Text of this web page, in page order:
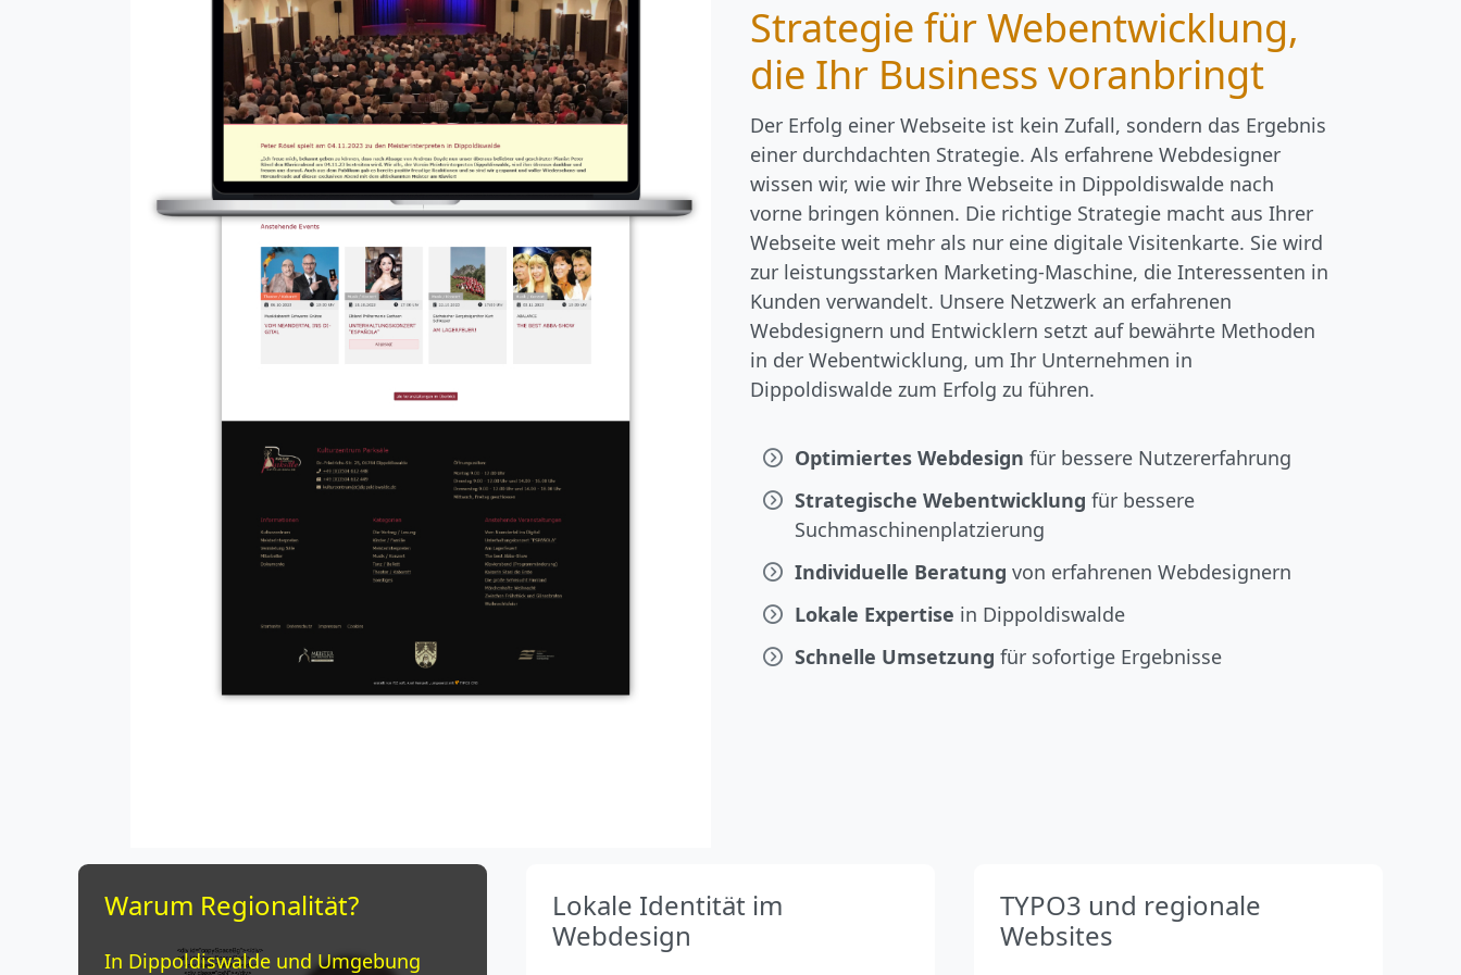
Strategie für Webentwicklung,
die Ihr Business voranbringt
Der Erfolg einer Webseite ist kein Zufall, sondern das Ergebnis
einer durchdachten Strategie. Als erfahrene Webdesigner
wissen wir, wie wir Ihre Webseite in Dippoldiswalde nach
vorne bringen können. Die richtige Strategie macht aus Ihrer
Webseite weit mehr als nur eine digitale Visitenkarte. Sie wird
zur leistungsstarken Marketing-Maschine, die Interessenten in
Kunden verwandelt. Unsere Netzwerk an erfahrenen
Webdesignern und Entwicklern setzt auf bewährte Methoden
in der Webentwicklung, um Ihr Unternehmen in
Dippoldiswalde zum Erfolg zu führen.
Optimiertes Webdesign für bessere Nutzererfahrung
Strategische Webentwicklung für bessere
Suchmaschinenplatzierung
Individuelle Beratung von erfahrenen Webdesignern
Lokale Expertise in Dippoldiswalde
Schnelle Umsetzung für sofortige Ergebnisse
Warum Regionalität?
In Dippoldiswalde und Umgebung
Lokale Identität im
Webdesign
TYPO3 und regionale
Websites